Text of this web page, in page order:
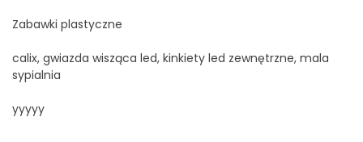
Zabawki plastyczne
calix, gwiazda wisząca led, kinkiety led zewnętrzne, mala
sypialnia
yyyyy